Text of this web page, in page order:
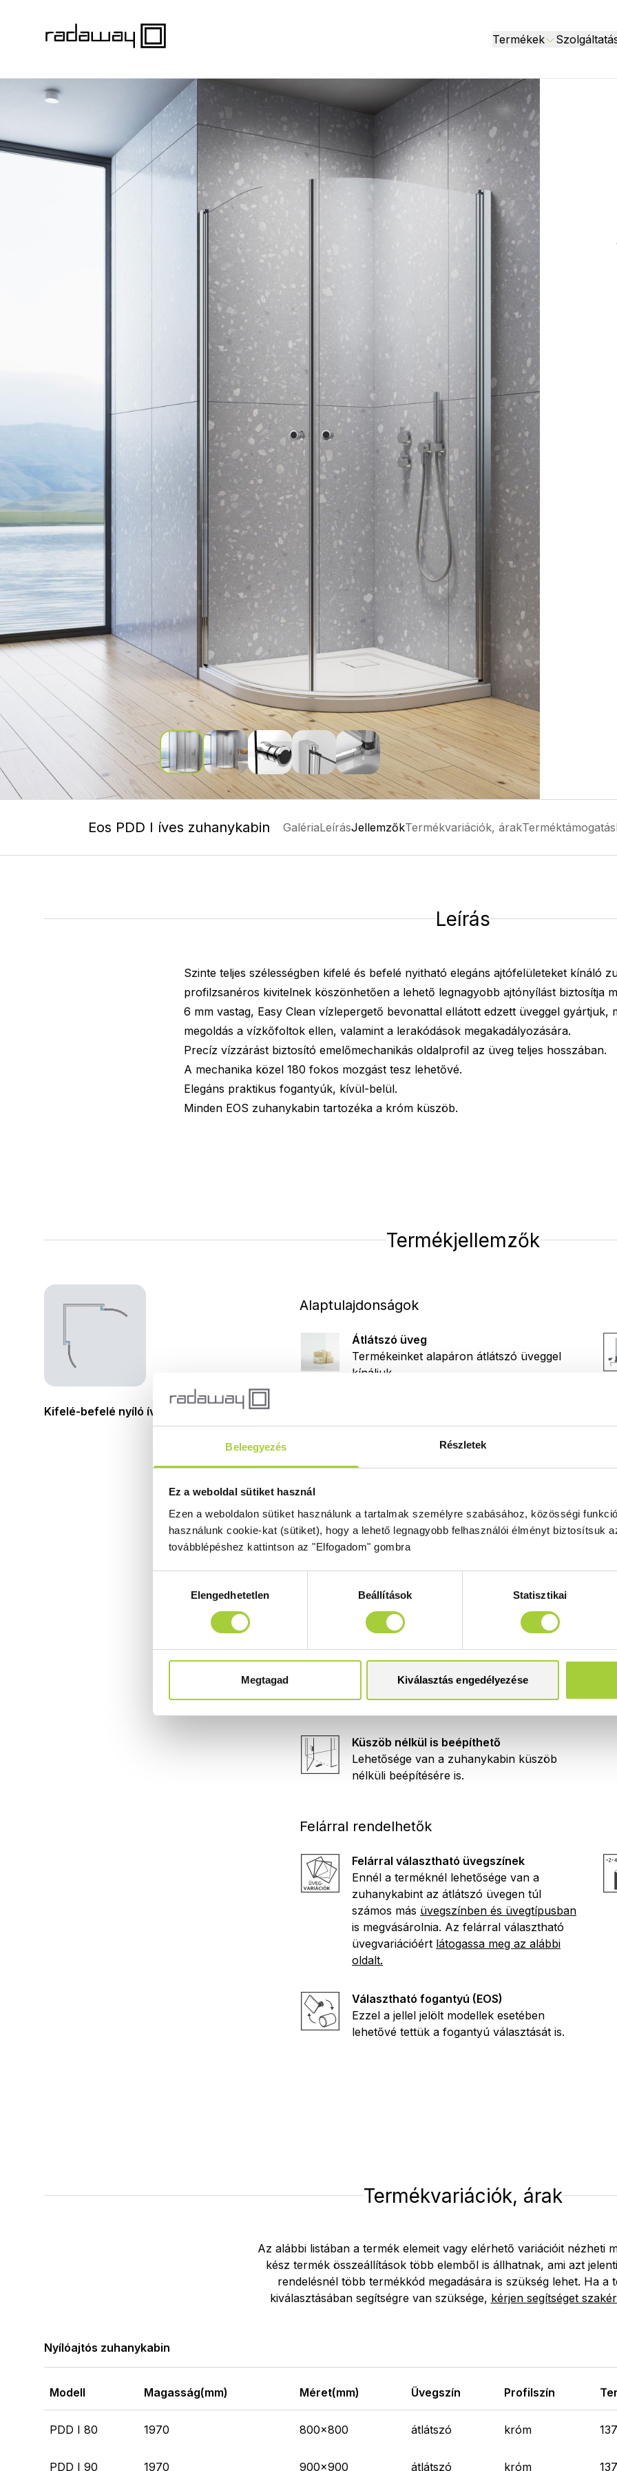
Beleegyezés Részletek
Ez a weboldal sütiket használ
Ezen a weboldalon sütiket használunk a tartalmak személyre szabásához, közösségi
használunk cookie-kat (sütiket), hogy a lehető legnagyobb felhasználói élményt biztosítsuk
továbblépéshez kattintson az "Elfogadom" gombra
kiválasztásaElengedhetetlen Beállítások Statisztikai
Megtagad Kiválasztás engedélyezése
Termékek
Eos PDD I íves zuhanykabin GalériaLeírásJellemzőkTermékvariációk, árakTerméktámogatás
Leírás
Szinte teljes szélességben kifelé és befelé nyitható elegáns ajtófelületeket kínáló
profilzsanéros kivitelnek köszönhetően a lehető legnagyobb ajtónyílást biztosítja
6 mm vastag, Easy Clean vízlepergető bevonattal ellátott edzett üveggel gyártjuk,
megoldás a vízkőfoltok ellen, valamint a lerakódások megakadályozására.
Precíz vízzárást biztosító emelőmechanikás oldalprofil az üveg teljes hosszában.
A mechanika közel 180 fokos mozgást tesz lehetővé.
Elegáns praktikus fogantyúk, kívül-belül.
Minden EOS zuhanykabin tartozéka a króm küszöb.
Termékjellemzők
Kifelé-befelé nyíló íves dupla lengőajtó
Alaptulajdonságok
Átlátszó üveg
Termékeinket alapáron átlátszó üveggel
kínáljuk.
kínálunk, ami lecsökkenti a tisztításra szánt
időt is.
Burkolatra építhető
Közvetlenül a burkolatra is ráépíthető.
Tökéletes záródást biztosító mágneses
tömítőprofilok.
Küszöb nélkül is beépíthető
Lehetősége van a zuhanykabin küszöb
nélküli beépítésére is.
Felárral rendelhetők
Felárral választható üvegszínek
Ennél a terméknél lehetősége van a
zuhanykabint az átlátszó üvegen túl
számos más üvegszínben és üvegtípusban
is megvásárolnia. Az felárral választható
üvegvariációért látogassa meg az alábbi
oldalt.
Választható fogantyú (EOS)
Ezzel a jellel jelölt modellek esetében
lehetővé tettük a fogantyú választását is.
Termékvariációk, árak
Az alábbi listában a termék elemeit vagy elérhető variációit nézheti
kész termék összeállítások több elemből is állhatnak, ami azt
rendelésnél több termékkód megadására is szükség lehet. Ha a
kiválasztásában segítségre van szüksége, kérjen segítséget
Nyílóajtós zuhanykabin
Modell Magasság(mm) Méret(mm) Üvegszín Profilszín
PDD I 80 1970 800x800 átlátszó króm
PDD I 90 1970 900x900 átlátszó króm